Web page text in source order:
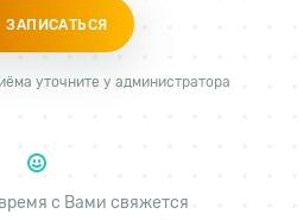
ЗАПИСАТЬСЯ
уточните у администратора
с Вами свяжется